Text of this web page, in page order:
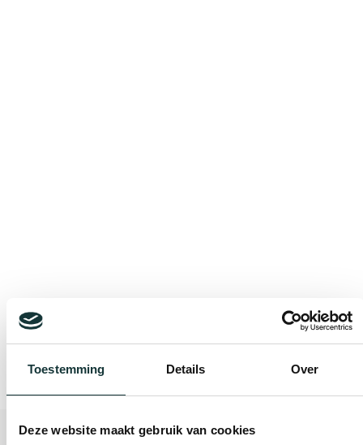
Toestemming Details Over
Deze website maakt gebruik van cookies